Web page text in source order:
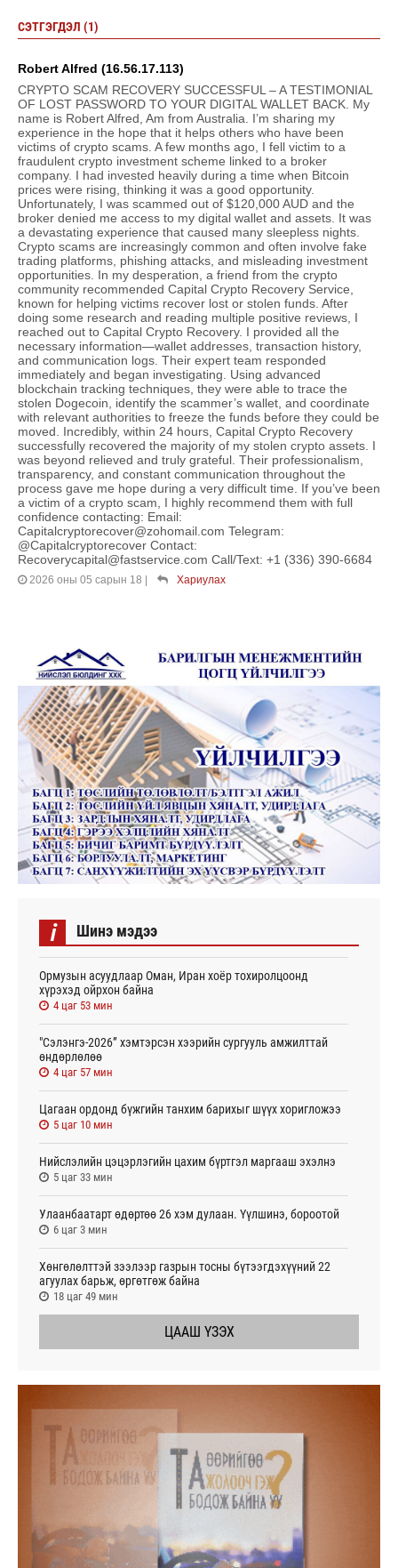
СЭТГЭГДЭЛ (1)
Robert Alfred (16.56.17.113)
CRYPTO SCAM RECOVERY SUCCESSFUL – A TESTIMONIAL
OF LOST PASSWORD TO YOUR DIGITAL WALLET BACK. My
name is Robert Alfred, Am from Australia. I’m sharing my
experience in the hope that it helps others who have been
victims of crypto scams. A few months ago, I fell victim to a
fraudulent crypto investment scheme linked to a broker
company. I had invested heavily during a time when Bitcoin
prices were rising, thinking it was a good opportunity.
Unfortunately, I was scammed out of $120,000 AUD and the
broker denied me access to my digital wallet and assets. It was
a devastating experience that caused many sleepless nights.
Crypto scams are increasingly common and often involve fake
trading platforms, phishing attacks, and misleading investment
opportunities. In my desperation, a friend from the crypto
community recommended Capital Crypto Recovery Service,
known for helping victims recover lost or stolen funds. After
doing some research and reading multiple positive reviews, I
reached out to Capital Crypto Recovery. I provided all the
necessary information—wallet addresses, transaction history,
and communication logs. Their expert team responded
immediately and began investigating. Using advanced
blockchain tracking techniques, they were able to trace the
stolen Dogecoin, identify the scammer’s wallet, and coordinate
with relevant authorities to freeze the funds before they could be
moved. Incredibly, within 24 hours, Capital Crypto Recovery
successfully recovered the majority of my stolen crypto assets. I
was beyond relieved and truly grateful. Their professionalism,
transparency, and constant communication throughout the
process gave me hope during a very difficult time. If you’ve been
a victim of a crypto scam, I highly recommend them with full
confidence contacting: Email:
Capitalcryptorecover@zohomail.com Telegram:
@Capitalcryptorecover Contact:
Recoverycapital@fastservice.com Call/Text: +1 (336) 390-6684
2026 оны 05 сарын 18 | Хариулах
i Шинэ мэдээ
Ормузын асуудлаар Оман, Иран хоёр тохиролцоонд
хүрэхэд ойрхон байна
4 цаг 53 мин
"Сэлэнгэ-2026” хэмтэрсэн хээрийн сургууль амжилттай
өндөрлөлөө
4 цаг 57 мин
Цагаан ордонд бүжгийн танхим барихыг шүүх хоригложээ
5 цаг 10 мин
Нийслэлийн цэцэрлэгийн цахим бүртгэл маргааш эхэлнэ
5 цаг 33 мин
Улаанбаатарт өдөртөө 26 хэм дулаан. Үүлшинэ, бороотой
6 цаг 3 мин
Хөнгөлөлттэй зээлээр газрын тосны бүтээгдэхүүний 22
агуулах барьж, өргөтгөж байна
18 цаг 49 мин
ЦААШ ҮЗЭХ